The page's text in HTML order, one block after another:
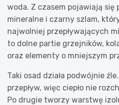
woda. Z czasem pojawiają
mineralne i czarny szlam,
najwolniej przepływających
to dolne partie grzejników,
oraz elementy o mniejszym
Taki osad działa podwójnie
przepływ, więc ciepło nie
Po drugie tworzy warstwę